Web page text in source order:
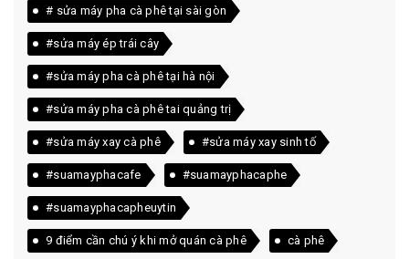
# sửa máy pha cà phê tại sài gòn
#sửa máy ép trái cây
#sửa máy pha cà phê tại hà nội
#sửa máy pha cà phê tai quảng trị
#sửa máy xay cà phê #sửa máy xay sinh tố
#suamayphacafe #suamayphacaphe
#suamayphacapheuytin
9 điểm cần chú ý khi mở quán cà phê cà phê